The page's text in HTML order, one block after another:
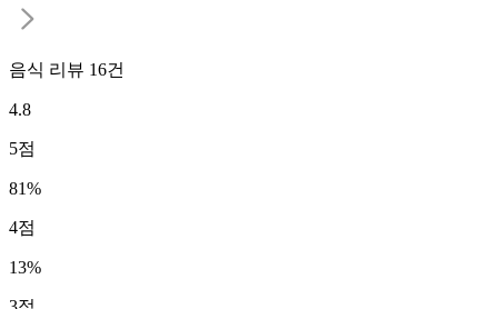
음식 리뷰 16건
4.8
5점
81%
4점
13%